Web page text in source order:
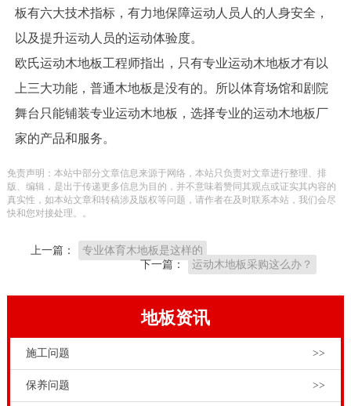
板有六大技术指标，有力地保障运动人员人的人身安全，
以及提升运动人员的运动体验度。
欧氏运动木地板工程师指出，只有专业运动木地板才有以
上三大功能，普通木地板是没有的。所以体育场馆和剧院
舞台只能铺装专业运动木地板，选择专业的运动木地板厂
家的产品和服务。
免责声明：本站中部分文章信息来源于网络，本站只负责对文章进行整理、排
版、编辑，是出于传递更多信息为目的，并不意味着赞同其观点或证实其内容的
真实性，如本站文章和转稿涉及版权等问题，请作者在及时联系本站，我们会尽
快和您对接处理。。
上一篇：
专业体育木地板是这样的
下一篇：
运动木地板采购这么办？
地板资讯
施工问题 >>
保养问题 >>